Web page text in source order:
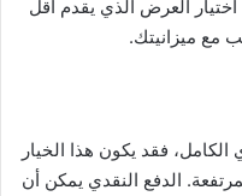
العرض الذي يقدم أقل
مع ميزانيتك.
فقد يكون هذا الخيار
الدفع النقدي يمكن أن